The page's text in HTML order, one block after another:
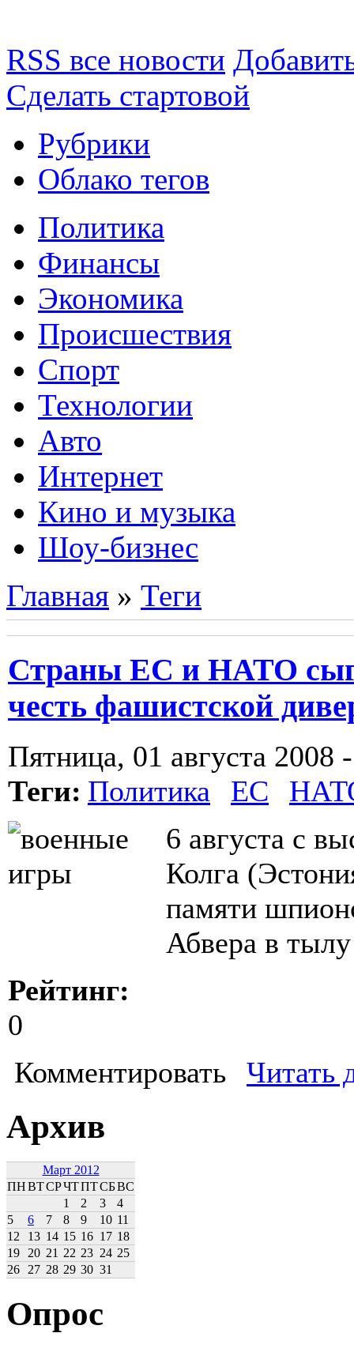
RSS все новости
Сделать стартовой
Рубрики
Облако тегов
Политика
Финансы
Экономика
Происшествия
Спорт
Технологии
Авто
Интернет
Кино и музыка
Шоу-бизнес
Главная » Теги
Страны ЕС и НАТО
честь фашистской
Пятница, 01 августа 2008
Теги: Политика ЕС
6 августа с
Колга
памяти
Абвера в
Рейтинг:
0
Комментировать
Читать
Архив
Март 2012
ПНВТСРЧТПТСБВС
1
2 3
4
5
6 7 8 9 10 11
12
13 14 15 16 17 18
19
20 21 22 23 24 25
26
27 28 29 30 31
Опрос